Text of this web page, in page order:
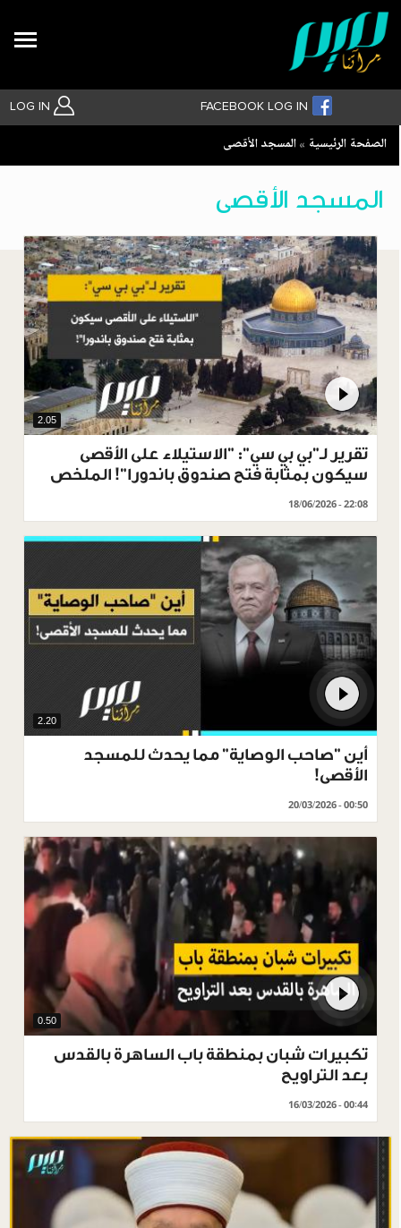
LOG IN FACEBOOK LOG IN
Breadcrumb
الصفحة الرئيسية المسجد الأقصى
المسجد الأقصى
2.05
تقرير لـ"بي بي سي": "الاستيلاء على الأقصى
سيكون بمثابة فتح صندوق باندورا"! الملخص
18/06/2026 - 22:08
2.20
أين "صاحب الوصاية" مما يحدث للمسجد
الأقصى!
20/03/2026 - 00:50
0.50
تكبيرات شبان بمنطقة باب الساهرة بالقدس
بعد التراويح
16/03/2026 - 00:44